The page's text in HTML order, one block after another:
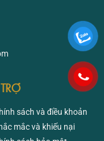
sách và điều khoản
mắc và khiếu nại